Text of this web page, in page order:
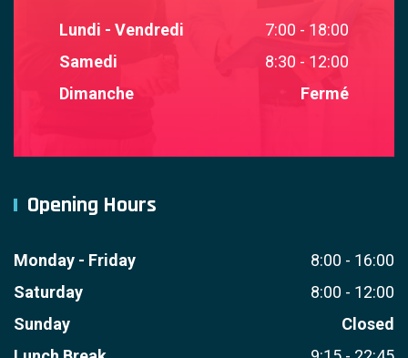
Lundi - Vendredi
7:00 - 18:00
Samedi
8:30 - 12:00
Dimanche
Fermé
Opening Hours
Monday - Friday
8:00 - 16:00
Saturday
8:00 - 12:00
Sunday
Closed